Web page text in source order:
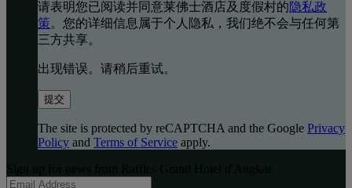
请表明您已阅读并同意莱佛士酒店及度假村的隐私政
策。您的详细信息属于个人隐私，我们绝不会与任何第
三方共享。
出现错误。请稍后重试。
提交
The site is protected by reCAPTCHA and the Google Privacy
Policy and Terms of Service apply.